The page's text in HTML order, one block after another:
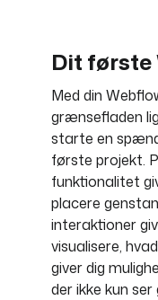
Dit første
Med din
grænsefladen
starte en
første projekt.
funktionalitet
placere
interaktioner
visualisere,
giver dig
der ikke kun